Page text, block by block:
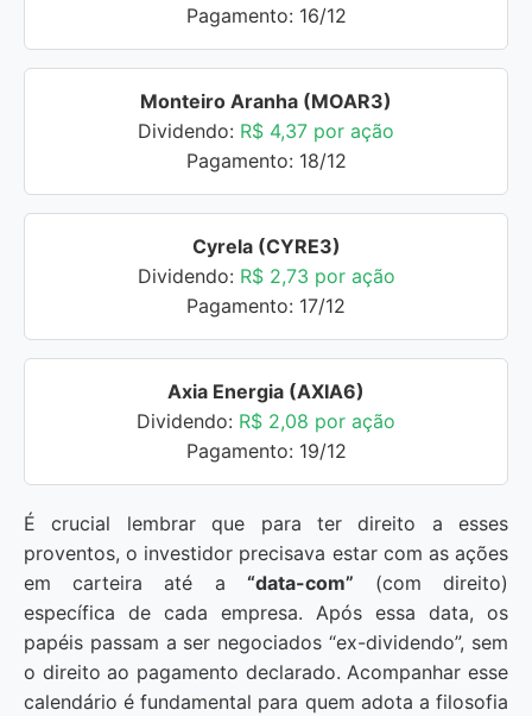
Pagamento: 16/12
Monteiro Aranha (MOAR3)
Dividendo: R$ 4,37 por ação
Pagamento: 18/12
Cyrela (CYRE3)
Dividendo: R$ 2,73 por ação
Pagamento: 17/12
Axia Energia (AXIA6)
Dividendo: R$ 2,08 por ação
Pagamento: 19/12
É crucial lembrar que para ter direito a esses
proventos, o investidor precisava estar com as ações
em carteira até a “data-com” (com direito)
específica de cada empresa. Após essa data, os
papéis passam a ser negociados “ex-dividendo”, sem
o direito ao pagamento declarado. Acompanhar esse
calendário é fundamental para quem adota a filosofia